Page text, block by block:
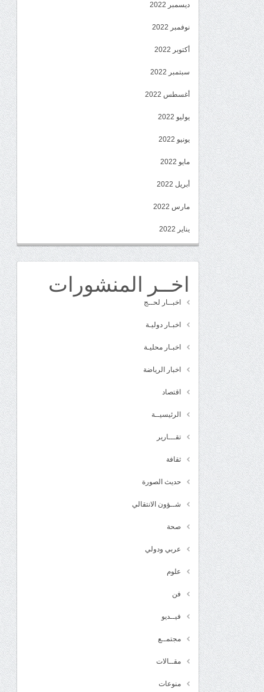
ديسمبر 2022
نوفمبر 2022
أكتوبر 2022
سبتمبر 2022
أغسطس 2022
يوليو 2022
يونيو 2022
مايو 2022
أبريل 2022
مارس 2022
يناير 2022
اخــر المنشورات
اخبــار لحــج
اخبـار دوليـة
اخبـار محليـة
اخبار الرياضة
اقتصاد
الرئيسيــة
تقـــارير
ثقافة
حديث الصورة
شــؤون الانتقالي
صحة
عربي ودولي
علوم
فن
فيــديو
مجتمــع
مقــالات
منوعات